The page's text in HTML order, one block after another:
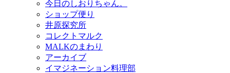
今日のしおりちゃん。
ショップ便り
井原探究所
コレクトマルク
MALKのまわり
アーカイブ
イマジネーション料理部